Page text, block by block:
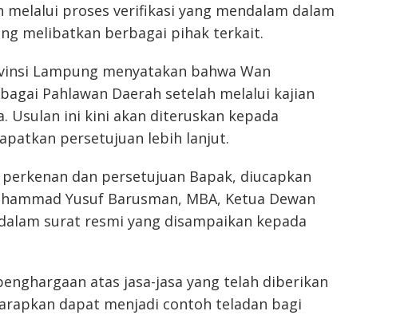
proses verifikasi yang mendalam dalam
melibatkan berbagai pihak terkait.
Lampung menyatakan bahwa Wan
Pahlawan Daerah setelah melalui kajian
Usulan ini kini akan diteruskan kepada
persetujuan lebih lanjut.
dan persetujuan Bapak, diucapkan
Yusuf Barusman, MBA, Ketua Dewan
surat resmi yang disampaikan kepada
atas jasa-jasa yang telah diberikan
dapat menjadi contoh teladan bagi